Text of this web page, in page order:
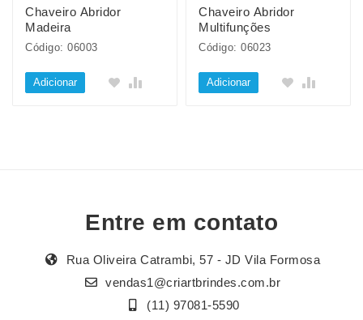
Chaveiro Abridor
Madeira
Código: 06003
Adicionar
Chaveiro Abridor
Multifunções
Código: 06023
Adicionar
Entre em contato
Rua Oliveira Catrambi, 57 - JD Vila Formosa
vendas1@criartbrindes.com.br
(11) 97081-5590